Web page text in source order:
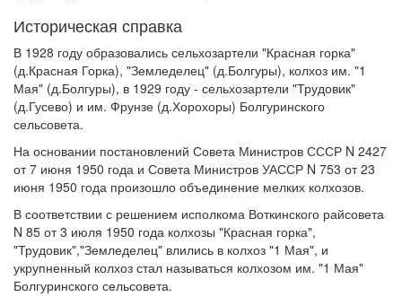
Историческая справка
В 1928 году образовались сельхозартели "Красная горка"
(д.Красная Горка), "Земледелец" (д.Болгуры), колхоз им. "1
Мая" (д.Болгуры), в 1929 году - сельхозартели "Трудовик"
(д.Гусево) и им. Фрунзе (д.Хорохоры) Болгуринского
сельсовета.
На основании постановлений Совета Министров СССР N 2427
от 7 июня 1950 года и Совета Министров УАССР N 753 от 23
июня 1950 года произошло объединение мелких колхозов.
В соответствии с решением исполкома Воткинского райсовета
N 85 от 3 июля 1950 года колхозы "Красная горка",
"Трудовик","Земледелец" влились в колхоз "1 Мая", и
укрупненный колхоз стал называться колхозом им. "1 Мая"
Болгуринского сельсовета.